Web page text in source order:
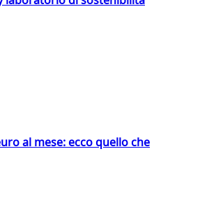
al mese: ecco quello che